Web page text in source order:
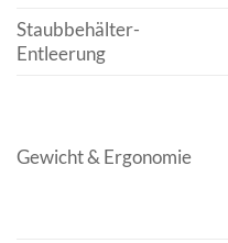
Staubbehälter-
Entleerung
Gewicht & Ergonomie